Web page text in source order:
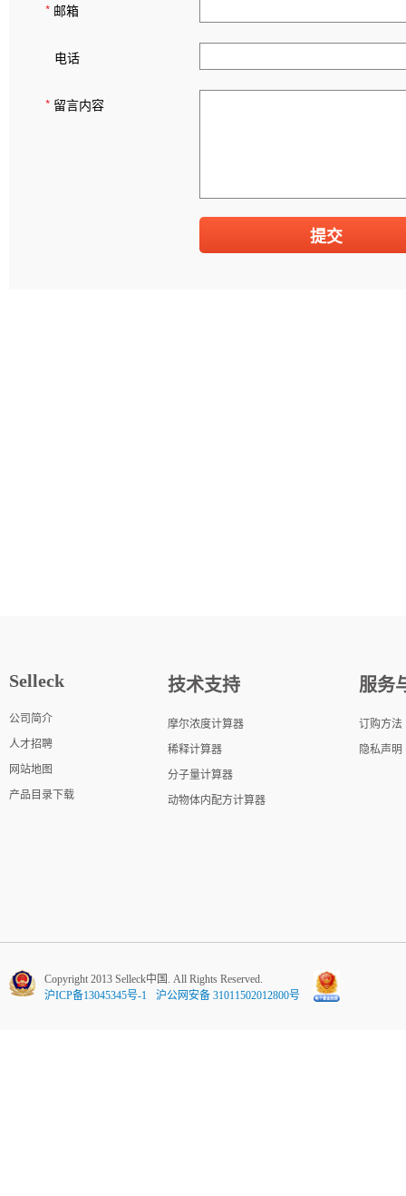
* 邮箱
电话
* 留言内容
Selleck
公司简介
人才招聘
网站地图
产品目录下载
技术支持
摩尔浓度计算器
稀释计算器
分子量计算器
动物体内配方计算器
服务
订购方法
隐私声明
Copyright 2013 Selleck中国. All Rights Reserved.
沪ICP备13045345号-1
沪公网安备 31011502012800号